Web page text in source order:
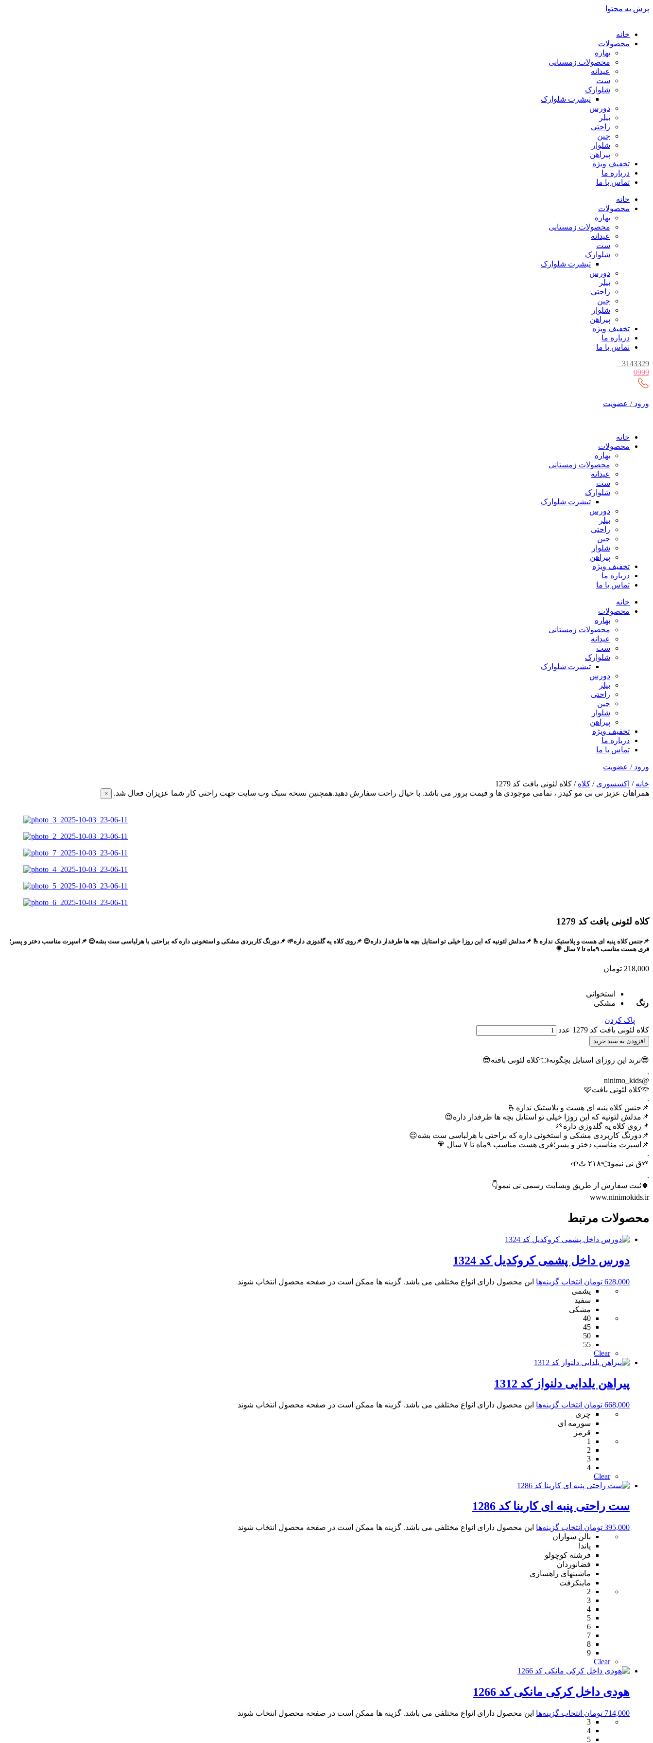
پرش به محتوا
خانه
محصولات
بهاره
محصولات زمستانی
عیدانه
ست
شلوارک
تیشرت شلوارک
دورس
بیلر
راحتی
جین
شلوار
پیراهن
تخفیف ویژه
درباره ما
تماس با ما
خانه
محصولات
بهاره
محصولات زمستانی
عیدانه
ست
شلوارک
تیشرت شلوارک
دورس
بیلر
راحتی
جین
شلوار
پیراهن
تخفیف ویژه
درباره ما
تماس با ما
3143329
0999
ورود / عضویت
خانه
محصولات
بهاره
محصولات زمستانی
عیدانه
ست
شلوارک
تیشرت شلوارک
دورس
بیلر
راحتی
جین
شلوار
پیراهن
تخفیف ویژه
درباره ما
تماس با ما
خانه
محصولات
بهاره
محصولات زمستانی
عیدانه
ست
شلوارک
تیشرت شلوارک
دورس
بیلر
راحتی
جین
شلوار
پیراهن
تخفیف ویژه
درباره ما
تماس با ما
ورود / عضویت
خانه / اکسسوری / کلاه / کلاه لئونی بافت کد 1279
همراهان عزیز نی نی مو کیدز ، تمامی موجودی ها و قیمت بروز می باشد. با خیال راحت سفارش دهید.همچنین نسخه سبک وب سایت جهت راحتی کار شما عزیزان فعال شد. ×
کلاه لئونی بافت کد 1279
📌جنس کلاه پنبه ای هست و پلاستیک نداره🫰 📌مدلش لئونیه که این روزا خیلی تو استایل بچه ها طرفدار داره😍 📌روی کلاه یه گلدوزی داره🌱 📌دورنگ کاربردی مشکی و استخونی داره که براحتی با هرلباسی ست بشه😌 📌اسپرت مناسب دختر و پسر؛
فری هست مناسب ۹ماه تا ۷ سال 🍭
218,000 تومان
رنگ
استخوانی
مشکی
پاک کردن
کلاه لئونی بافت کد 1279 عدد
افزودن به سبد خرید
😎ترند این روزای استایل بچگونه👈کلاه لئونی بافته😎
.
@ninimo_kids
🩷کلاه لئونی بافت🩷
.
📌جنس کلاه پنبه ای هست و پلاستیک نداره🫰
📌مدلش لئونیه که این روزا خیلی تو استایل بچه ها طرفدار داره😍
📌روی کلاه یه گلدوزی داره🌱
📌دورنگ کاربردی مشکی و استخونی داره که براحتی با هرلباسی ست بشه😌
📌اسپرت مناسب دختر و پسر؛فری هست مناسب ۹ماه تا ۷ سال 🍭
.
🌱ق نی نیمو👈۲۱۸ تُ🌱
.
🍀ثبت سفارش از طریق وبسایت رسمی نی نیمو👇
www.ninimokids.ir
محصولات مرتبط
دورس داخل پشمی کروکدیل کد 1324
628,000 تومان انتخاب گزینه‌ها این محصول دارای انواع مختلفی می باشد. گزینه ها ممکن است در صفحه محصول انتخاب شوند
یشمی
سفید
مشکی
40
45
50
55
Clear
پیراهن یلدایی دلنواز کد 1312
668,000 تومان انتخاب گزینه‌ها این محصول دارای انواع مختلفی می باشد. گزینه ها ممکن است در صفحه محصول انتخاب شوند
چری
سورمه ای
قرمز
1
2
3
4
Clear
ست راحتی پنبه ای کارینا کد 1286
395,000 تومان انتخاب گزینه‌ها این محصول دارای انواع مختلفی می باشد. گزینه ها ممکن است در صفحه محصول انتخاب شوند
بالن سواران
پاندا
فرشته کوچولو
فضانوردان
ماشینهای راهسازی
ماینکرفت
2
3
4
5
6
7
8
9
Clear
هودی داخل کرکی مانکی کد 1266
714,000 تومان انتخاب گزینه‌ها این محصول دارای انواع مختلفی می باشد. گزینه ها ممکن است در صفحه محصول انتخاب شوند
3
4
5